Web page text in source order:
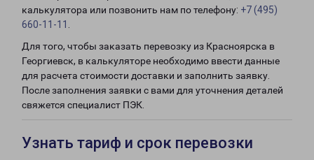
калькулятора или позвонить нам по телефону: +7 (495)
660-11-11
Для того, чтобы заказать перевозку из Красноярска в
Георгиевск, в калькуляторе необходимо ввести данные
для расчета стоимости доставки и заполнить заявку.
После заполнения заявки с вами для уточнения деталей
свяжется специалист ПЭК.
Узнать тариф и срок перевозки